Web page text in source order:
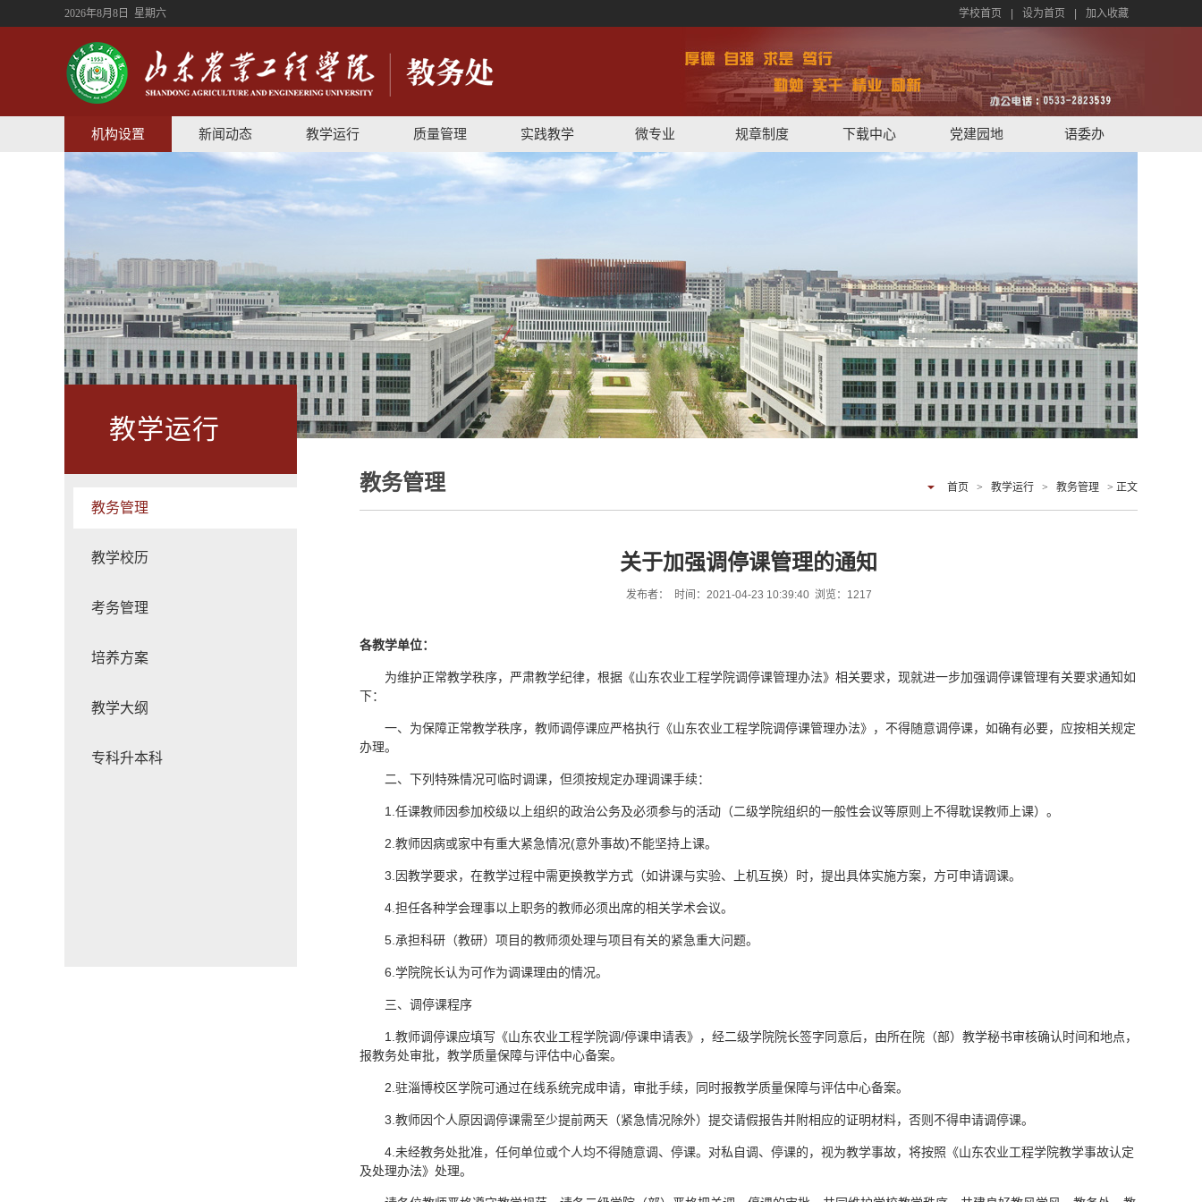
2026年8月8日 星期六 学校首页 设为首页 加入收藏
机构设置 新闻动态 教学运行 质量管理 实践教学 微专业 规章制度 下载中心 党建园地 语委办
教学运行
教务管理
教学校历
考务管理
培养方案
教学大纲
专科升本科
教务管理 首页 > 教学运行 > 教务管理 > 正文
关于加强调停课管理的通知
发布者： 时间：2021-04-23 10:39:40 浏览： 1217
各教学单位：
为维护正常教学秩序，严肃教学纪律，根据《山东农业工程学院调停课管理办法》相关要求，现就进一步加强调停课管理有关要求通知如
下：
一、为保障正常教学秩序，教师调停课应严格执行《山东农业工程学院调停课管理办法》，不得随意调停课，如确有必要，应按相关规定
办理。
二、下列特殊情况可临时调课，但须按规定办理调课手续：
1.任课教师因参加校级以上组织的政治公务及必须参与的活动（二级学院组织的一般性会议等原则上不得耽误教师上课）。
2.教师因病或家中有重大紧急情况(意外事故)不能坚持上课。
3.因教学要求，在教学过程中需更换教学方式（如讲课与实验、上机互换）时，提出具体实施方案，方可申请调课。
4.担任各种学会理事以上职务的教师必须出席的相关学术会议。
5.承担科研（教研）项目的教师须处理与项目有关的紧急重大问题。
6.学院院长认为可作为调课理由的情况。
三、调停课程序
1.教师调停课应填写《山东农业工程学院调/停课申请表》，经二级学院院长签字同意后，由所在院（部）教学秘书审核确认时间和地点，
报教务处审批，教学质量保障与评估中心备案。
2.驻淄博校区学院可通过在线系统完成申请，审批手续，同时报教学质量保障与评估中心备案。
3.教师因个人原因调停课需至少提前两天（紧急情况除外）提交请假报告并附相应的证明材料，否则不得申请调停课。
4.未经教务处批准，任何单位或个人均不得随意调、停课。对私自调、停课的，视为教学事故，将按照《山东农业工程学院教学事故认定
及处理办法》处理。